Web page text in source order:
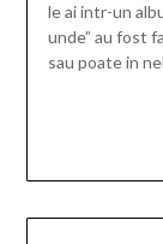
le ai intr-un
unde” au fost
sau poate in